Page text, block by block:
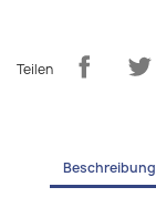
Teilen
Beschreibung